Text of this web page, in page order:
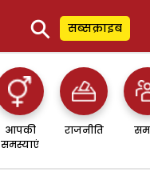
⚲ सब्सक्राइब
आपकी
समस्याएं
राजनीति